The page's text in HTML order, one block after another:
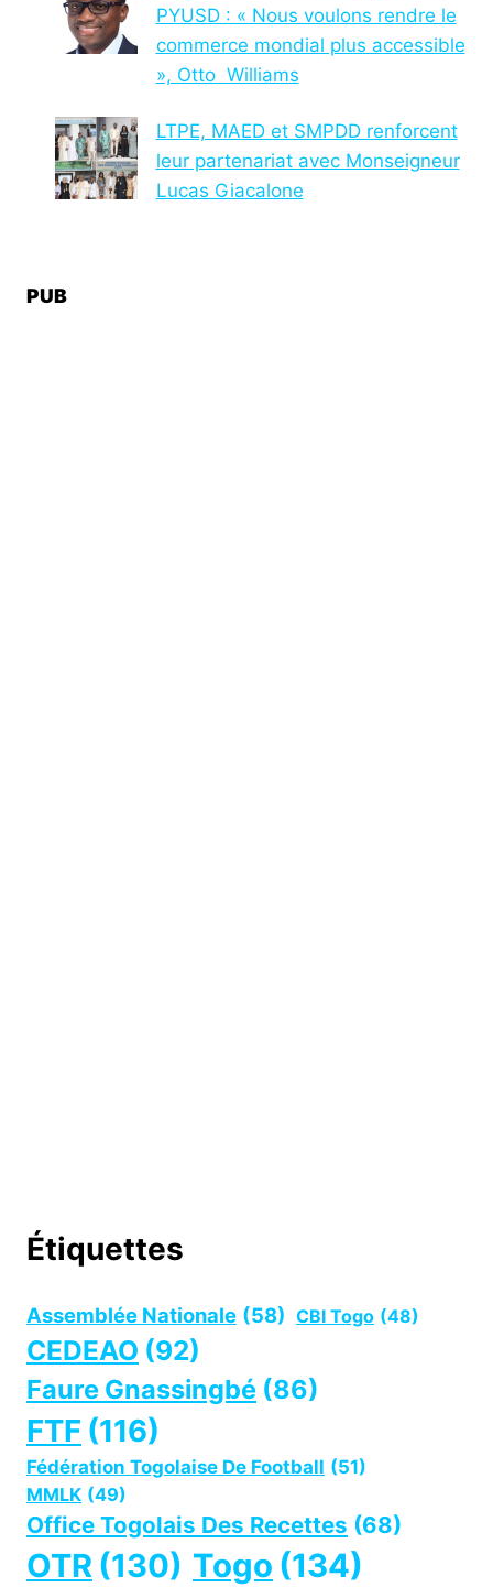
PYUSD : « Nous voulons rendre le
commerce mondial plus accessible
», Otto Williams
LTPE, MAED et SMPDD renforcent
leur partenariat avec Monseigneur
Lucas Giacalone
PUB
Étiquettes
Assemblée Nationale (58) CBI Togo (48)
CEDEAO (92)
Faure Gnassingbé (86)
FTF (116)
Fédération Togolaise De Football (51)
MMLK (49)
Office Togolais Des Recettes (68)
OTR (130) Togo (134)